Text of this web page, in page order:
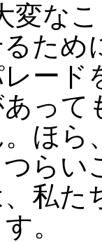
なこ
ため
ード
って
ほら
らい
私た
。